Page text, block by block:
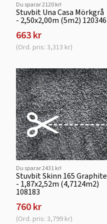
Du sparar 2120 kr!
Stuvbit Una Casa Mörkgrå
- 2,50x2,00m (5m2) 120346
663 kr
(Ord. pris: 3,313 kr)
Du sparar 2431 kr!
Stuvbit Skinn 165 Graphite
- 1,87x2,52m (4,7124m2)
108183
760 kr
(Ord. pris: 3,799 kr)